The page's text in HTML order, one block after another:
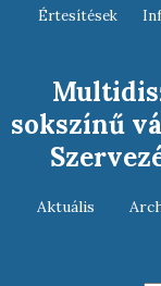
sokszínű
Aktuális
Értesítések